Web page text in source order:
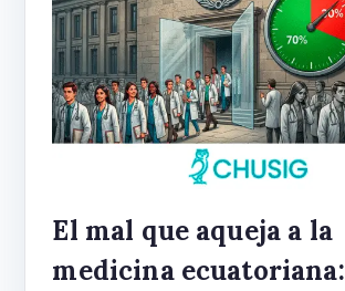
El mal que aqueja a la
medicina ecuatoriana: